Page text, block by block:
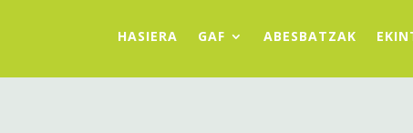
HASIERA GAF ABESBATZAK